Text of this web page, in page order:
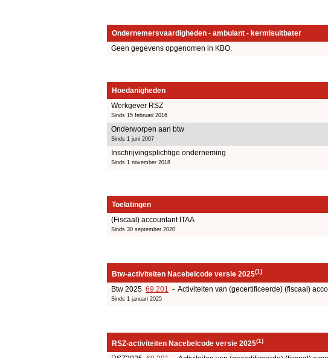
Ondernemersvaardigheden - ambulant - kermisuitbater
Geen gegevens opgenomen in KBO.
Hoedanigheden
Werkgever RSZ
Sinds 15 februari 2016
Onderworpen aan btw
Sinds 1 juni 2007
Inschrijvingsplichtige onderneming
Sinds 1 november 2018
Toelatingen
(Fiscaal) accountant ITAA
Sinds 30 september 2020
Btw-activiteiten Nacebelcode versie 2025(1)
Btw 2025 69.201 - Activiteiten van (gecertificeerde) (fiscaal)
Sinds 1 januari 2025
RSZ-activiteiten Nacebelcode versie 2025(1)